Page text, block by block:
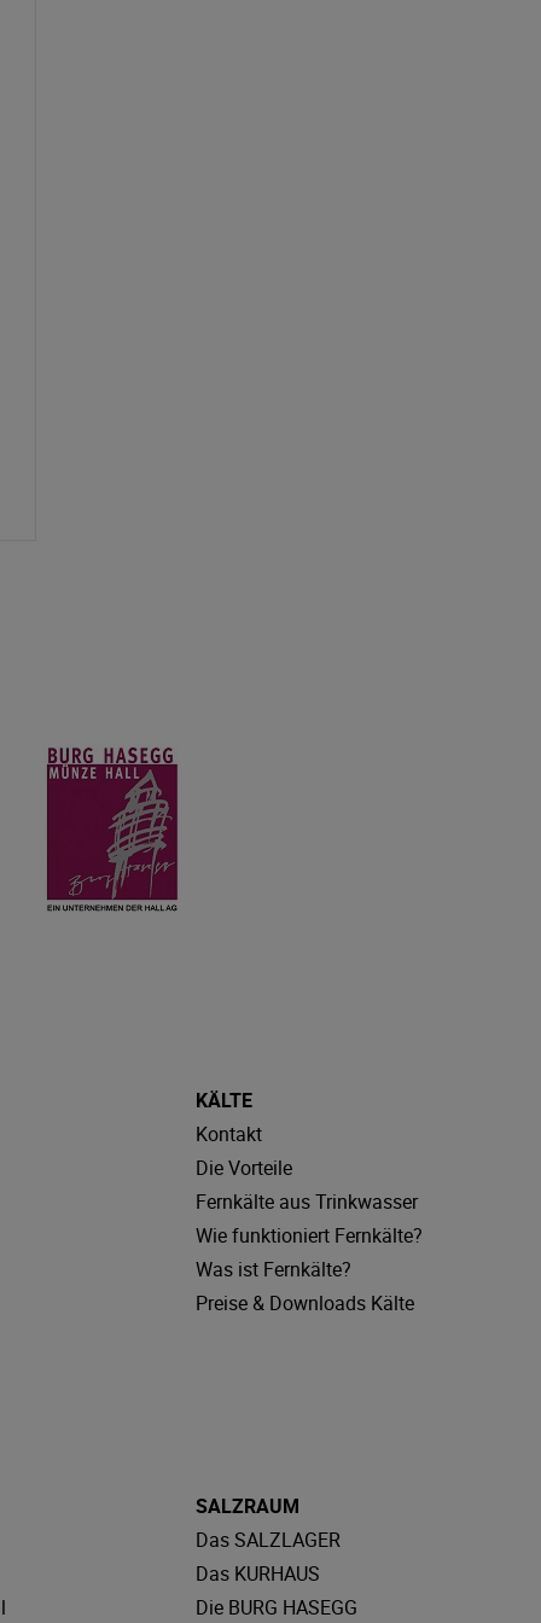
KÄLTE
Kontakt
Die Vorteile
Fernkälte aus Trinkwasser
Wie funktioniert Fernkälte?
Was ist Fernkälte?
Preise & Downloads Kälte
SALZRAUM
Das SALZLAGER
Das KURHAUS
Die BURG HASEGG